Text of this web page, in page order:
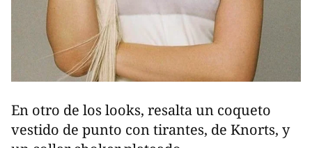
En otro de los looks, resalta un coqueto
vestido de punto con tirantes, de Knorts, y